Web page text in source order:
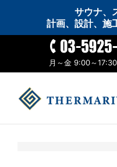
サウナ、
計画、設計、施
月～金 9:00～